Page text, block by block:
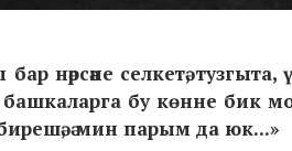
селкетә, тузгыта,
башкаларга бу көнне
ә мин парым да юк...»